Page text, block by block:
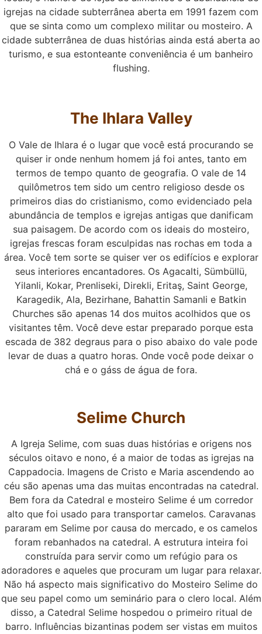
igrejas na cidade subterrânea aberta em 1991 fazem com
que se sinta como um complexo militar ou mosteiro. A
cidade subterrânea de duas histórias ainda está aberta ao
turismo, e sua estonteante conveniência é um banheiro
flushing.
The Ihlara Valley
O Vale de Ihlara é o lugar que você está procurando se
quiser ir onde nenhum homem já foi antes, tanto em
termos de tempo quanto de geografia. O vale de 14
quilômetros tem sido um centro religioso desde os
primeiros dias do cristianismo, como evidenciado pela
abundância de templos e igrejas antigas que danificam
sua paisagem. De acordo com os ideais do mosteiro,
igrejas frescas foram esculpidas nas rochas em toda a
área. Você tem sorte se quiser ver os edifícios e explorar
seus interiores encantadores. Os Agacalti, Sümbüllü,
Yilanli, Kokar, Prenliseki, Direkli, Eritaş, Saint George,
Karagedik, Ala, Bezirhane, Bahattin Samanli e Batkin
Churches são apenas 14 dos muitos acolhidos que os
visitantes têm. Você deve estar preparado porque esta
escada de 382 degraus para o piso abaixo do vale pode
levar de duas a quatro horas. Onde você pode deixar o
chá e o gáss de água de fora.
Selime Church
A Igreja Selime, com suas duas histórias e origens nos
séculos oitavo e nono, é a maior de todas as igrejas na
Cappadocia. Imagens de Cristo e Maria ascendendo ao
céu são apenas uma das muitas encontradas na catedral.
Bem fora da Catedral e mosteiro Selime é um corredor
alto que foi usado para transportar camelos. Caravanas
pararam em Selime por causa do mercado, e os camelos
foram rebanhados na catedral. A estrutura inteira foi
construída para servir como um refúgio para os
adoradores e aqueles que procuram um lugar para relaxar.
Não há aspecto mais significativo do Mosteiro Selime do
que seu papel como um seminário para o clero local. Além
disso, a Catedral Selime hospedou o primeiro ritual de
barro. Influências bizantinas podem ser vistas em muitos